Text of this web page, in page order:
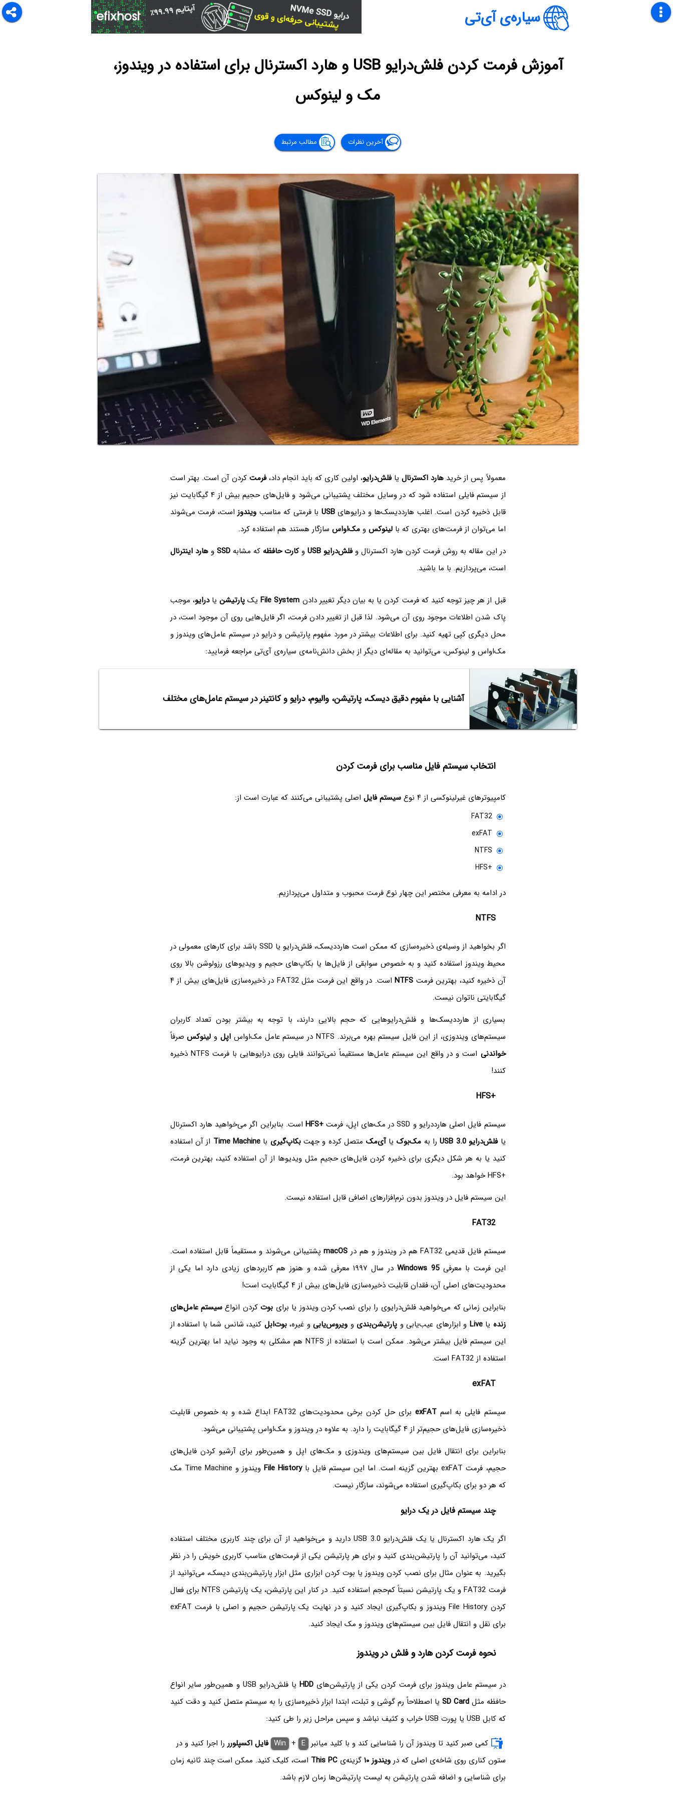
سیاره‌ی آی‌تی
آموزش فرمت کردن فلش‌درایو USB و هارد اکسترنال برای استفاده در ویندوز،
مک و لینوکس
آخرین نظرات مطالب مرتبط
معمولاً پس از خرید هارد اکسترنالیافلش‌درایو، اولین کاری که باید انجام داد،فرمت کردن آن است. بهتر است
از سیستم فایلی استفاده شود که در وسایل مختلف پشتیبانی می‌شود و فایل‌های حجیم بیش از ۴ گیگابایت نیز
قابل ذخیره کردن است. اغلب هارددیسک‌ها و درایوهایUSB با فرمتی که مناسب ویندوزاست، فرمت می‌شوند
اما می‌توان از فرمت‌های بهتری که بالینوکس ومک‌او‌اس سازگار هستند هم استفاده کرد.
در این مقاله به روش فرمت کردن هارد اکسترنال وفلش‌درایو USB وکارت حافظه که مشابهSSD وهارد اینترنال
است، می‌پردازیم. با ما باشید.
قبل از هر چیز توجه کنید که فرمت کردن یا به بیان دیگر تغییر دادن File Systemیکپارتیشن یادرایو، موجب
پاک شدن اطلاعات موجود روی آن می‌شود. لذا قبل از تغییر دادن فرمت، اگر فایل‌هایی روی آن موجود است، در
محل دیگری کپی تهیه کنید. برای اطلاعات بیشتر در مورد مفهوم پارتیشن و درایو در سیستم عامل‌های ویندوز و
مک‌‌او‌اس و لینوکس، می‌توانید به مقاله‌ای دیگر از بخش دانش‌نامه‌ی سیاره‌ی آی‌تی مراجعه فرمایید:
آشنایی با مفهوم دقیق دیسک، پارتیشن، والیوم، درایو و کانتینر در سیستم عامل‌های مختلف
انتخاب سیستم فایل مناسب برای فرمت کردن
کامپیوترهای غیرلینوکسی از ۴ نوع سیستم فایل اصلی پشتیبانی می‌کنند که عبارت است از:
FAT32
exFAT
NTFS
HFS+
در ادامه به معرفی مختصر این چهار نوع فرمت محبوب و متداول می‌پردازیم.
NTFS
اگر بخواهید از وسیله‌ی ذخیره‌سازی که ممکن است هارددیسک، فلش‌درایو یا SSD باشد برای کارهای معمولی در
محیط ویندوز استفاده کنید و به خصوص سوابقی از فایل‌ها یا بکاپ‌های حجیم و ویدیوهای رزولوشن بالا روی
آن ذخیره کنید، بهترین فرمت NTFS
است. در واقع این فرمت مثل FAT32 در ذخیره‌سازی فایل‌های بیش از ۴
گیگابایتی ناتوان نیست.
بسیاری از هارددیسک‌ها و فلش‌درایوهایی که حجم بالایی دارند، با توجه به بیشتر بودن تعداد کاربران
سیستم‌های ویندوزی، از این فایل سیستم بهره می‌برند. NTFS در سیستم عامل مک‌او‌اس
اپل و لینوکسصرفاً
خواندنی
است و در واقع این سیستم عامل‌ها مستقیماً نمی‌توانند فایلی روی درایوهایی با فرمت NTFS ذخیره
کنند!
HFS+
سیستم فایل اصلی هارددرایو و SSD در مک‌های اپل، فرمت HFS+‌ است. بنابراین اگر می‌خواهید هارد اکسترنال
یافلش‌درایو USB 3.0 را به مک‌بوک یاآی‌مک متصل کرده و جهتبکاپ‌گیری باTime Machine از آن استفاده
کنید یا به هر شکل دیگری برای ذخیره کردن فایل‌های حجیم مثل ویدیوها از آن استفاده کنید، بهترین فرمت،
HFS+خواهد بود.
این سیستم فایل در ویندوز بدون نرم‌افزارهای اضافی قابل استفاده نیست.
FAT32
سیستم فایل قدیمی FAT32 هم در ویندوز و هم در macOSپشتیبانی می‌شوند و مستقیماً قابل استفاده است.
این فرمت با معرفیWindows 95
در سال ۱۹۹۷ معرفی شده و هنوز هم کاربردهای زیادی دارد اما یکی از
محدودیت‌های اصلی آن، فقدان قابلیت ذخیره‌سازی فایل‌های بیش از ۴ گیگابایت است!
بنابراین زمانی که می‌خواهید فلش‌درایوی را برای نصب کردن ویندوز یا برای بوتکردن انواعسیستم عامل‌های
زنده یاLive و ابزارهای عیب‌یابی و پارتیشن‌بندی و ویروس‌یابی و غیره،بوت‌ابل کنید، شانس شما با استفاده از
این سیستم فایل بیشتر می‌شود. ممکن است با استفاده از NTFS هم مشکلی به وجود نیاید اما بهترین گزینه
استفاده از FAT32 است.
exFAT
سیستم فایلی به اسم exFAT
برای حل کردن برخی محدودیت‌های FAT32 ابداع شده و به خصوص قابلیت
ذخیره‌سازی فایل‌های حجیم‌تر از ۴ گیگابایت را دارد. به علاوه در ویندوز و مک‌او‌اس پشتیبانی می‌شود.
بنابراین برای انتقال فایل بین سیستم‌های ویندوزی و مک‌های اپل و همین‌طور برای آرشیو کردن فایل‌های
حجیم، فرمت exFAT بهترین گزینه است. اما این سیستم فایل با
File History
ویندوز و Time Machine مک
که هر دو برای بکاپ‌گیری استفاده می‌شوند، سازگار نیست.
چند سیستم فایل در یک درایو
اگر یک هارد اکسترنال یا یک فلش‌درایو USB 3.0 دارید و می‌خواهید از آن برای چند کاربری مختلف استفاده
کنید، می‌توانید آن را پارتیشن‌بندی کنید و برای هر پارتیشن یکی از فرمت‌های مناسب کاربری خویش را در نظر
بگیرید. به عنوان مثال برای نصب کردن ویندوز یا بوت کردن ابزاری مثل ابزار پارتیشن‌بندی دیسک، می‌توانید از
فرمت FAT32 و یک پارتیشن نسبتاً کم‌حجم استفاده کنید. در کنار این پارتیشن، یک پارتیشن NTFS برای فعال
کردن File History ویندوز و بکاپ‌گیری ایجاد کنید و در نهایت یک پارتیشن حجیم و اصلی با فرمت exFAT
برای نقل و انتقال فایل بین سیستم‌های ویندوز و مک ایجاد کنید.
نحوه فرمت کردن هارد و فلش در ویندوز
در سیستم عامل ویندوز برای فرمت کردن یکی از پارتیشن‌هایHDD
یا فلش‌درایو USB و همین‌طور سایر انواع
حافظه مثلSD Card یا اصطلاحاً رم گوشی و تبلت، ابتدا ابزار ذخیره‌سازی را به سیستم متصل کنید و دقت کنید
که کابل USB‌ یا پورت USB خراب و کثیف نباشد و سپس مراحل زیر را طی کنید:
کمی صبر کنید تا ویندوز آن را شناسایی کند و با کلید میانبر Win + E فایل اکسپلورررا اجرا کنید و در
ستون کناری روی شاخه‌ی اصلی که درویندوز ۱۰ گزینه‌یThis PC است، کلیک کنید. ممکن است چند ثانیه زمان
برای شناسایی و اضافه شدن پارتیشن به لیست پارتیشن‌ها زمان لازم باشد.